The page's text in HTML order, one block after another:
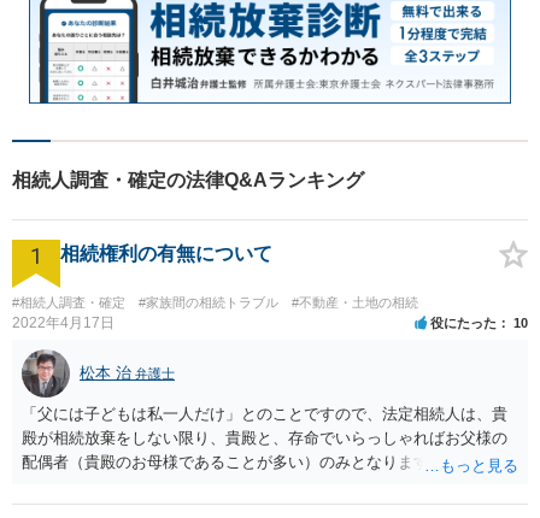
相続人調査・確定の法律Q&Aランキング
1 相続権利の有無について
#相続人調査・確定 #家族間の相続トラブル #不動産・土地の相続
2022年4月17日 役にたった 10
松本 治 弁護士
「父には子どもは私一人だけ」とのことですので、法定相続人は、貴
殿が相続放棄をしない限り、貴殿と、存命でいらっしゃればお父様の
配偶者（貴殿のお母様であることが多い）のみとなります。遺言がな